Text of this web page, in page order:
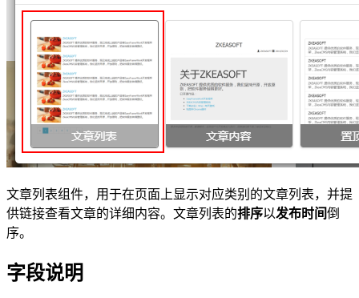
文章列表组件，用于在页面上显示对应类别的文章列表，并提
供链接查看文章的详细内容。文章列表的排序以发布时间倒
序。
字段说明